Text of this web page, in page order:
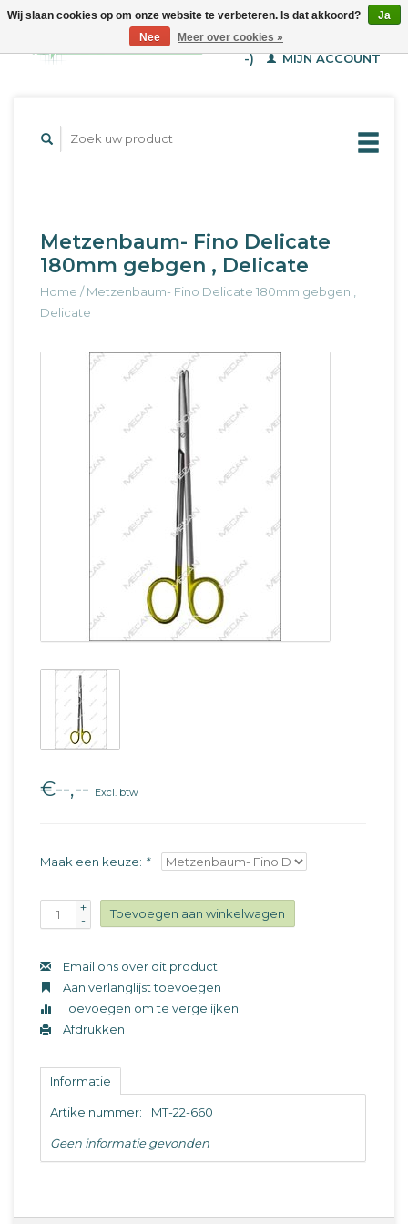
WINKELWAGEN (€--,-
-)
MIJN ACCOUNT
Metzenbaum- Fino Delicate
180mm gebgen , Delicate
Home /Metzenbaum- Fino Delicate 180mm gebgen ,
Delicate
€--,-- Excl. btw
Maak een keuze: *
+
-
Toevoegen aan winkelwagen
Email ons over dit product
Aan verlanglijst toevoegen
Toevoegen om te vergelijken
Afdrukken
Informatie
Artikelnummer: MT-22-660
Geen informatie gevonden
Wij slaan cookies op om onze website te verbeteren. Is dat akkoord?
Ja
Nee
Meer over cookies »